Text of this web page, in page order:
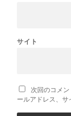
サイト
次回のコメ
ールアドレス、サ